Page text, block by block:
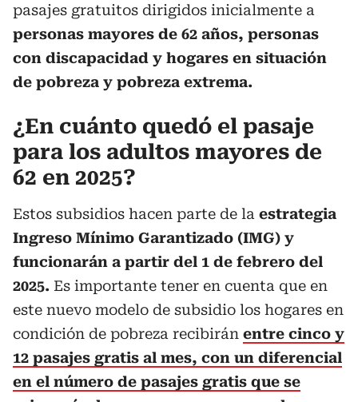
pasajes gratuitos dirigidos inicialmente a
personas mayores de 62 años, personas
con discapacidad y hogares en situación
de pobreza y pobreza extrema.
¿En cuánto quedó el pasaje
para los adultos mayores de
62 en 2025?
Estos subsidios hacen parte de la estrategia
Ingreso Mínimo Garantizado (IMG) y
funcionarán a partir del 1 de febrero del
2025. Es importante tener en cuenta que en
este nuevo modelo de subsidio los hogares en
condición de pobreza recibirán entre cinco y
12 pasajes gratis al mes, con un diferencial
en el número de pasajes gratis que se